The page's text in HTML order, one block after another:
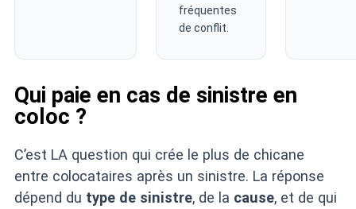
fréquentes
de conflit.
Qui paie en cas de sinistre en
coloc ?
C’est LA question qui crée le plus de chicane
entre colocataires après un sinistre. La réponse
dépend du type de sinistre, de la cause, et de qui